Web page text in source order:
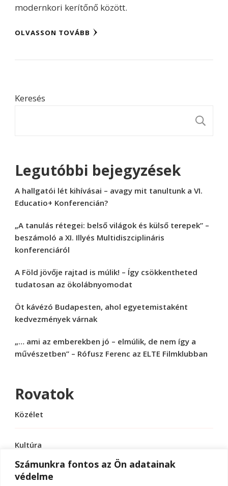
Számunkra fontos az Ön adatainak
védelme
modernkori kerítőnő között.
OLVASSON TOVÁBB
Keresés
Legutóbbi bejegyzések
A hallgatói lét kihívásai – avagy mit tanultunk a VI.
Educatio+ Konferencián?
„A tanulás rétegei: belső világok és külső terepek” –
beszámoló a XI. Illyés Multidiszciplináris
konferenciáról
A Föld jövője rajtad is múlik! – Így csökkentheted
tudatosan az ökolábnyomodat
Öt kávézó Budapesten, ahol egyetemistaként
kedvezmények várnak
„… ami az emberekben jó – elmúlik, de nem így a
művészetben” – Rófusz Ferenc az ELTE Filmklubban
Rovatok
Közélet
Kultúra
Sport